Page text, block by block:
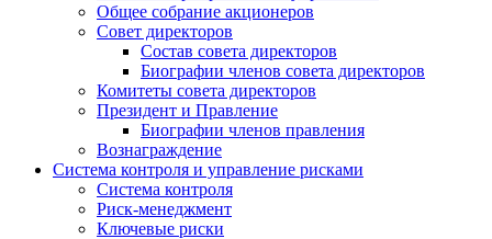
Общее собрание акционеров
Совет директоров
Состав совета директоров
Биографии членов совета директоров
Комитеты совета директоров
Президент и Правление
Биографии членов правления
Вознаграждение
Система контроля и управление рисками
Система контроля
Риск-менеджмент
Ключевые риски